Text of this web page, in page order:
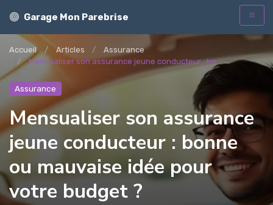
Garage Mon Parebrise
Accueil Articles
Assurance
Mensualiser son assurance jeune conducteur : bo...
Assurance
Mensualiser son assurance
jeune conducteur : bonne
ou mauvaise idée pour
votre budget ?